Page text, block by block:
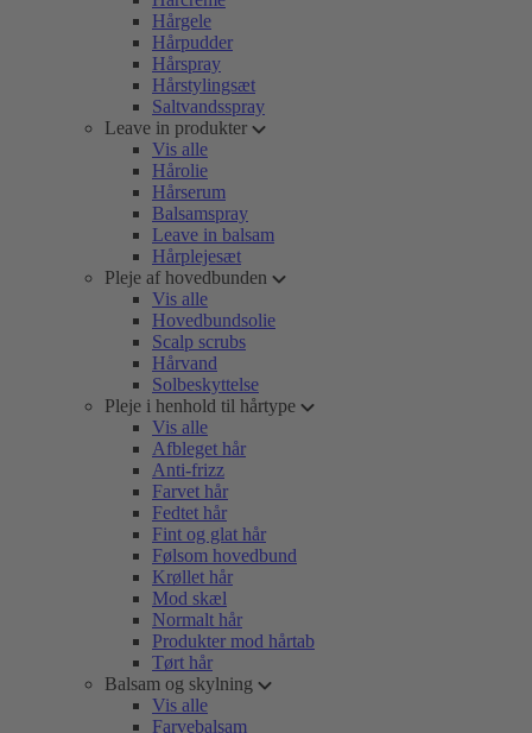
Hårgele
Hårpudder
Hårspray
Hårstylingsæt
Saltvandsspray
Leave in produkter
Vis alle
Hårolie
Hårserum
Balsamspray
Leave in balsam
Hårplejesæt
Pleje af hovedbunden
Vis alle
Hovedbundsolie
Scalp scrubs
Hårvand
Solbeskyttelse
Pleje i henhold til hårtype
Vis alle
Afbleget hår
Anti-frizz
Farvet hår
Fedtet hår
Fint og glat hår
Følsom hovedbund
Krøllet hår
Mod skæl
Normalt hår
Produkter mod hårtab
Tørt hår
Balsam og skylning
Vis alle
Farvebalsam